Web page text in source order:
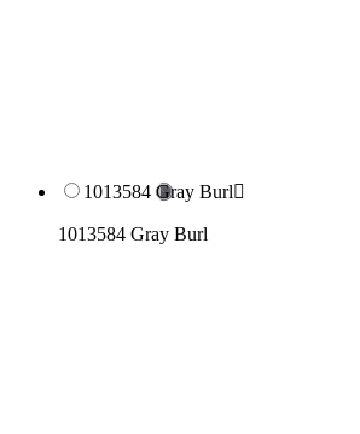
1013584 Gray Burl
1013584 Gray Burl